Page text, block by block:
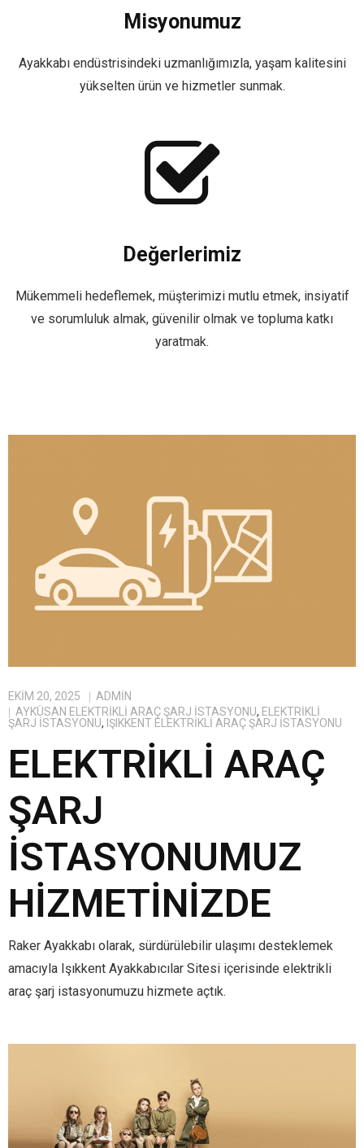
Misyonumuz
Ayakkabı endüstrisindeki uzmanlığımızla, yaşam kalitesini
yükselten ürün ve hizmetler sunmak.
Değerlerimiz
Mükemmeli hedeflemek, müşterimizi mutlu etmek, insiyatif
ve sorumluluk almak, güvenilir olmak ve topluma katkı
yaratmak.
EKIM 20, 2025
ADMIN
AYKÜSAN ELEKTRIKLI ARAÇ ŞARJ İSTASYONU, ELEKTRIKLI
ŞARJ İSTASYONU, IŞIKKENT ELEKTRIKLI ARAÇ ŞARJ İSTASYONU
ELEKTRIKLI ARAÇ
ŞARJ
İSTASYONUMUZ
HIZMETINIZDE
Raker Ayakkabı olarak, sürdürülebilir ulaşımı desteklemek
amacıyla Işıkkent Ayakkabıcılar Sitesi içerisinde elektrikli
araç şarj istasyonumuzu hizmete açtık.